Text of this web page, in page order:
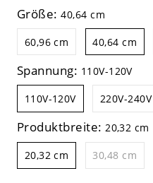
Größe:40,64 cm
60,96 cm 40,64 cm
Spannung: 110V-120V
110V-120V 220V-240V
Produktbreite:20,32 cm
20,32 cm 30,48 cm